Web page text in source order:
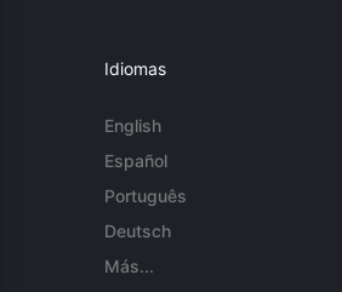
Idiomas
English
Español
Português
Deutsch
Más...